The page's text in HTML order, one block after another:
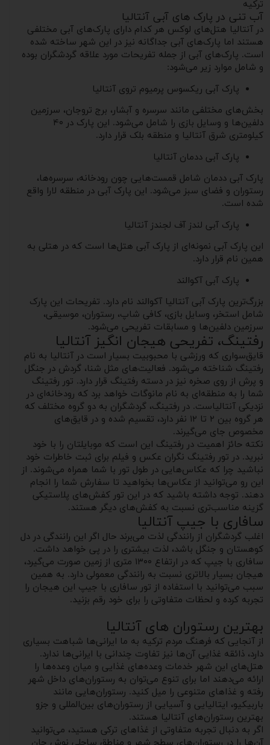
ترکیه
آب تنی در پارک های آبی آنتالیا
در آنتالیا هتل‌های لوکس هر کدام دارای پارک‌های آبی مختلفی
هستند اما پارک‌های آبی جداگانه نیز در این شهر ساخته شده
است. پارک‌های آبی از جمله تفریحات مورد علاقه گردشگران بوده
و شامل موارد زیر می‌شود:
پارک آبی ریکسوس پرمیوم تروی آنتالیا
بخش‌های مختلفی مانند سرسره و آبشار، برج تروجان، سرزمین
دلفین‌ها و وسایل بازی را شامل می‌شود. این پارک در ۴۰
کیلومتری شرق آنتالیا و منطقه بلک قرار دارد.
پارک آبی ددمان آنتالیا
پارک آبی ددمان شامل قمست‌هایی چون رودخانه، سرسره‌ها،
رستوران و فضای سبز می‌شود. این پارک آبی در منطقه لارا واقع
شده است.
پارک آبی لندز آف لجندز آنتالیا
این پارک آبی نمونه‌ای از پارک آبی هتل‌ها است که در هتلی به
همین نام قرار دارد.
پارک آبی آکوالند
بزرگ‌ترین پارک آبی آنتالیا آکوالند نام دارد. تفریحات این پارک
شامل استخر، وسایل بازی، کافی شاپ، رستوران، موسیقی،
سرزمین دلفین‌ها و مسابقات تفریحی می‌شود.
رفتینگ، تفریحی هیجان انگیز آنتالیا
قایق‌سواری که ورزشی با محبوبیت بسیار است در آنتالیا به نام
رفتینگ شناخته می‌شود. فعالیت‌های مثل شنا، گردش در جنگل
و پرش از روی صخره نیز در دسته رفتینگ قرار دارد. تور رفتینگ
شما را به منطقه‌ای به نام مانوگات خواهد برد که رودخانه‌ای در
نزدیکی آنتالیاست. در رفتینگ، گردشگران به دو گروه مختلف که
هر گروه بین ۲ تا ۱۲ نفر دارد، تقسیم شده و در قایق‌های
مخصوص جای می‌گیرند.
نکته حائز اهمیت در رفتینگ این است که موبایلتان را با خود
نبرید. در تور رفتینگ نگران عکس و فیلم برای ثبت خاطرات خود
نباشید چرا که عکاس‌هایی در طول تور با شما همراه می‌شوند. از
این رو می‌توانید از عکاس‌ها بخواهید تا سفارش شما را انجام
دهند. توجه داشته باشید که در این تور کفش‌های پلاستیکی
گزینه مناسب‌تری نسبت به کفش‌های دیگر هستند.
سافاری با جیپ آنتالیا
اغلب گردشگران از رانندگی لذت می‌برند حال اگر این رانندگی در دل
کوهستان و جنگل باشد، لذت بیشتری را در پی خواهد داشت.
سافاری با جیپ که در ارتفاع ۱۳۰۰ متری از زمین صورت می‌گیرد،
هیجان بسیار بالاتری نسبت به رانندگی معمولی دارد. به همین
سبب می‌توانید با استفاده از تور سافاری با جیپ این هیجان را
تجربه کرده و لحظات متفاوتی را برای خود رقم بزنید.
بهترین رستوران های آنتالیا
از آنجایی که فرهنگ مردم ترکیه به ما ایرانی‌ها شباهت بسیاری
دارد، ذائقه غذایی آن‌ها نیز تفاوت چندانی با ایرانی‌ها ندارد.
هتل‌های این شهر خدمات وعده‌های غذایی و میان‌ وعده‌ها را
ارائه می‌دهند اما برای تنوع می‌توان به رستوران‌های داخل شهر
رفته و غذاهای متنوعی را میل کنید. رستوران‌هایی مانند
باربیکیو، ایتالیایی و آسیایی از رستوران‌های بین‌المللی و جزو
بهترین رستوران‌های آنتالیا هستند.
اگر به دنبال تجربه متفاوتی از غذاهای ترکی هستید، می‌توانید